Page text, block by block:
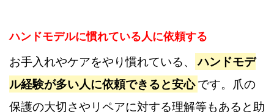
ハンドモデルに慣れている人に依頼する
お手入れやケアをやり慣れている、
ハンドモデ
ル経験が多い人に依頼できると安心 です。爪の
保護の大切さやリペアに対する理解等もあると助